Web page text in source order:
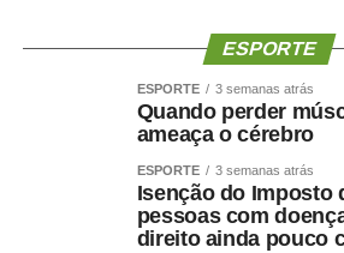
ESPORTE
ESPORTE 3 semanas atrás
Quando perder
ameaça o cérebro
ESPORTE 3 semanas atrás
Isenção do Imposto
pessoas com
direito ainda pouco